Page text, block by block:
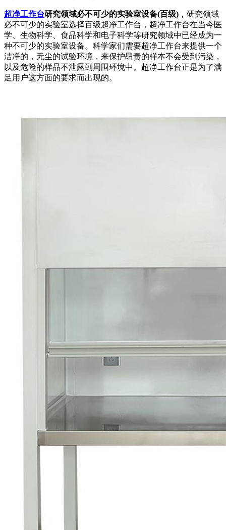
超净工作台研究领域必不可少的实验室设备(百级) ，研究领域
必不可少的实验室选择百级超净工作台，超净工作台在当今医
学、生物科学、食品科学和电子科学等研究领域中已经成为一
种不可少的实验室设备。科学家们需要超净工作台来提供一个
洁净的，无尘的试验环境，来保护昂贵的样本不会受到污染，
以及危险的样品不泄露到周围环境中。超净工作台正是为了满
足用户这方面的要求而出现的。